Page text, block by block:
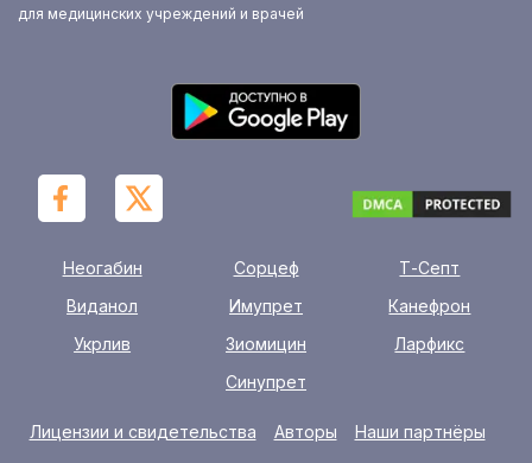
для медицинских учреждений и врачей
Неогабин Сорцеф
Т-Септ
Виданол
Имупрет
Канефрон
Укрлив
Зиомицин
Ларфикс
Синупрет
Лицензии и свидетельства Авторы
Наши партнёры